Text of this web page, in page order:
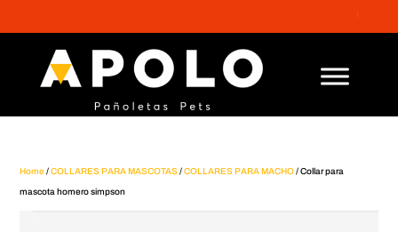
Home/COLLARES PARA MASCOTAS/COLLARES PARA MACHO/ Collar para
mascota homero simpson